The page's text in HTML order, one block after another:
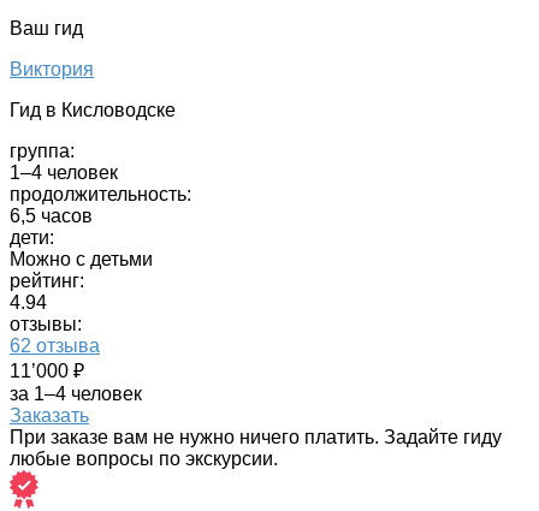
Ваш гид
Виктория
Гид в Кисловодске
группа:
1–4 человек
продолжительность:
6,5 часов
дети:
Можно с детьми
рейтинг:
4.94
отзывы:
62 отзыва
11’000 ₽
за 1–4 человек
Заказать
При заказе вам не нужно ничего платить. Задайте гиду
любые вопросы по экскурсии.